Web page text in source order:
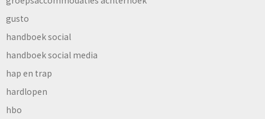
gusto
handboek social
handboek social media
hap en trap
hardlopen
hbo